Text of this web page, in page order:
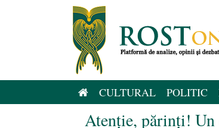
CULTURAL POLITIC
Atenție, părinți! Un